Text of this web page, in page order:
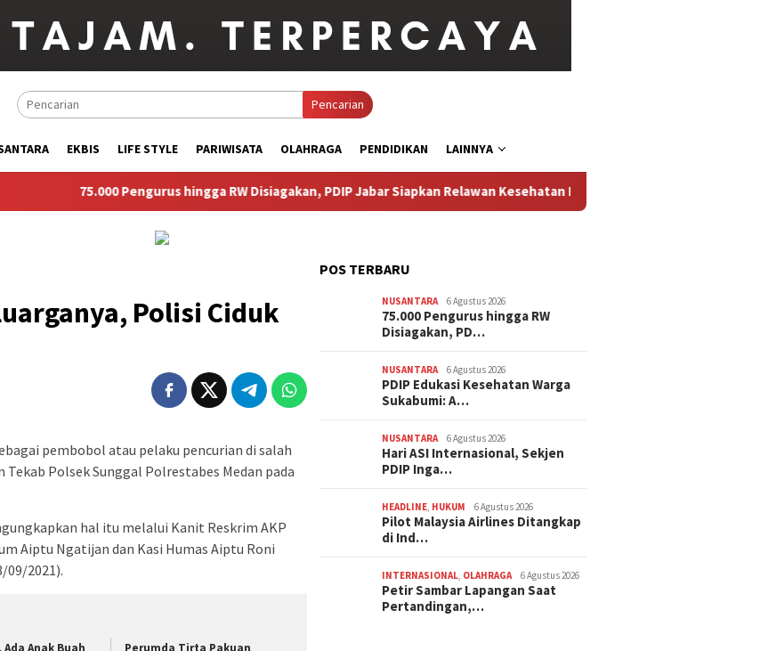
Pencarian
EKBIS LIFE STYLE PARIWISATA OLAHRAGA PENDIDIKAN LAINNYA
75.000 Pengurus hingga RW Disiagakan, PDIP Jabar Siapkan Relawan Kesehatan Perangi Stunting
Polisi Ciduk
pembobol atau pelaku pencurian di salah
Polsek Sunggal Polrestabes Medan pada
hal itu melalui Kanit Reskrim AKP
Aiptu Ngatijan dan Kasi Humas Aiptu Roni
09/2021).
POS TERBARU
NUSANTARA 6 Agustus 2026
75.000 Pengurus hingga RW
Disiagakan, PD…
NUSANTARA 6 Agustus 2026
PDIP Edukasi Kesehatan Warga
Sukabumi: A…
NUSANTARA 6 Agustus 2026
Hari ASI Internasional, Sekjen
PDIP Inga…
HEADLINE, HUKUM 6 Agustus 2026
Pilot Malaysia Airlines Ditangkap
di Ind…
INTERNASIONAL, OLAHRAGA 6 Agustus 2026
Petir Sambar Lapangan Saat
Pertandingan,…